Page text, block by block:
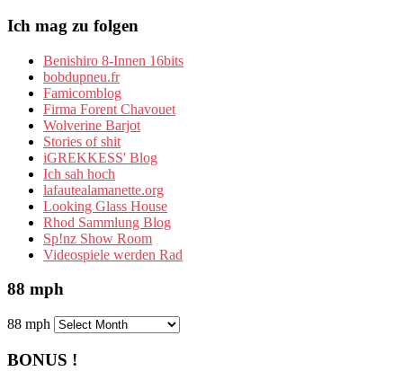
Ich mag zu folgen
Benishiro 8-Innen 16bits
bobdupneu.fr
Famicomblog
Firma Forent Chavouet
Wolverine Barjot
Stories of shit
iGREKKESS' Blog
Ich sah hoch
lafautealamanette.org
Looking Glass House
Rhod Sammlung Blog
Sp!nz Show Room
Videospiele werden Rad
88 mph
88 mph
BONUS !